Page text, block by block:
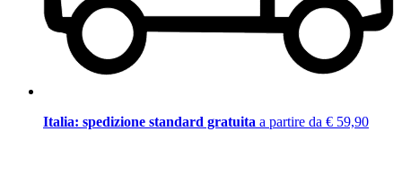
Italia: spedizione standard gratuita a partire da € 59,90